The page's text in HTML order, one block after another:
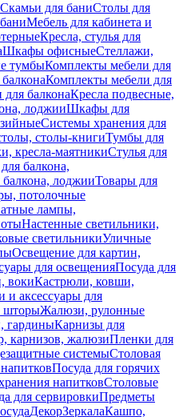
Скамьи для баниСтолы для
Мебель для кабинета и
Кресла, стулья для
Шкафы офисныеСтеллажи,
тумбыКомплекты мебели для
Комплекты мебели для
балконаКресла подвесные,
лоджииШкафы для
Системы хранения для
столы-книгиТумбы для
кресла-маятникиСтулья для
балкона,
лоджииТовары для
потолочные
лампы,
Настенные светильники,
светильникиУличные
Освещение для картин,
для освещенияПосуда для
вокиКастрюли, ковши,
аксессуары для
шторыЖалюзи, рулонные
гардиныКарнизы для
карнизов, жалюзиПленки для
системыСтоловая
Посуда для горячих
напитковСтоловые
для сервировкиПредметы
ДекорЗеркалаКашпо,